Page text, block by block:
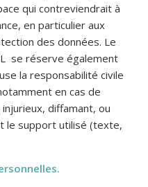
qui contreviendrait à
en particulier aux
des données. Le
se réserve également
la responsabilité civile
en cas de
diffamant, ou
le support utilisé (texte,